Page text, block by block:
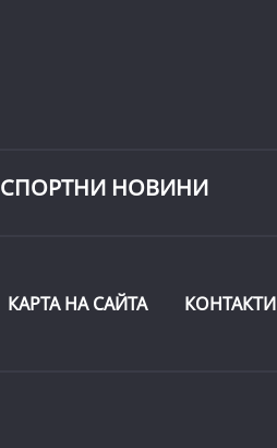
СПОРТНИ НОВИНИ
КАРТА НА САЙТА КОНТАКТИ